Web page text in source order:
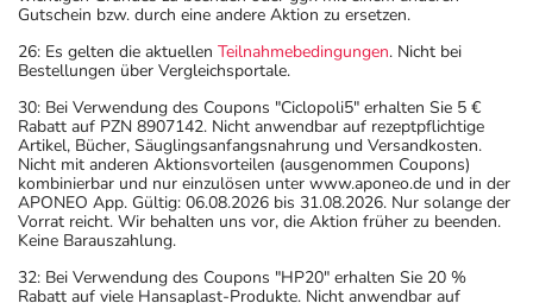
Gutschein bzw. durch eine andere Aktion zu ersetzen.
26: Es gelten die aktuellen Teilnahmebedingungen. Nicht bei
Bestellungen über Vergleichsportale.
30: Bei Verwendung des Coupons "Ciclopoli5" erhalten Sie 5 €
Rabatt auf PZN 8907142. Nicht anwendbar auf rezeptpflichtige
Artikel, Bücher, Säuglingsanfangsnahrung und Versandkosten.
Nicht mit anderen Aktionsvorteilen (ausgenommen Coupons)
kombinierbar und nur einzulösen unter www.aponeo.de und in der
APONEO App. Gültig: 06.08.2026 bis 31.08.2026. Nur solange der
Vorrat reicht. Wir behalten uns vor, die Aktion früher zu beenden.
Keine Barauszahlung.
32: Bei Verwendung des Coupons "HP20" erhalten Sie 20 %
Rabatt auf viele Hansaplast-Produkte. Nicht anwendbar auf